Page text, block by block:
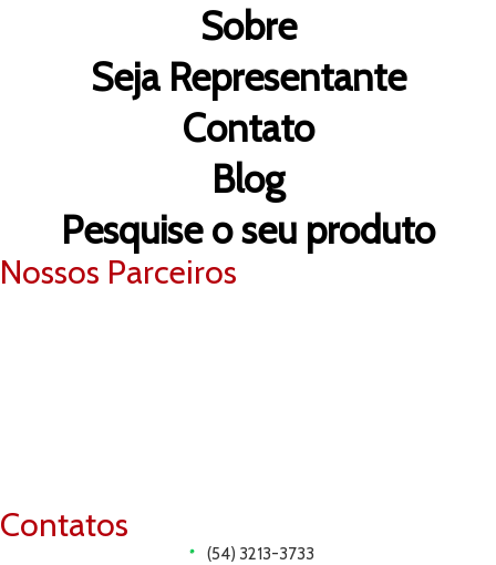
Sobre
Seja Representante
Contato
Blog
Pesquise o seu produto
Nossos Parceiros
Contatos
(54) 3213-3733